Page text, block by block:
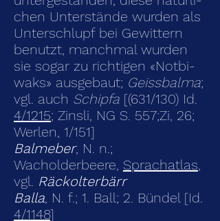
chen Unterstände wurden als
Unterschlupf bei Gewittern
benutzt, manchmal wurden
sie sogar zu richtigen «Notbi­
waks» ausgebaut; Geiss­balma;
vgl. auch Schipfa [(631/130) Id.
4/1215; Zinsli, NG S. 557;Zi, 26;
Werlen, 1/151]
Balmeber, N. n.;
Wacholderbeere, Sprachatlas,
vgl. Räckolterbärr
Balla, N. f.; 1. Ball; 2. Bündel [Id.
4/1148]